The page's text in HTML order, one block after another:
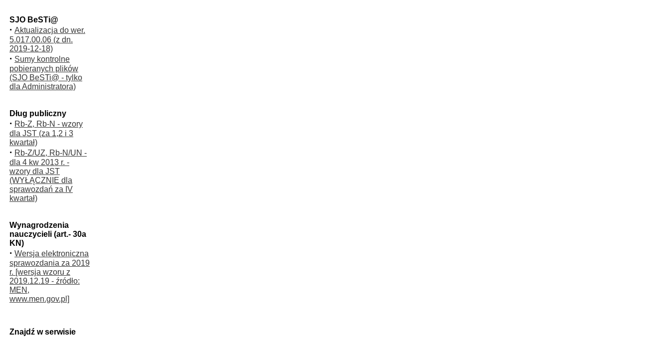
SJO BeSTi@
· Aktualizacja do wer.
5.017.00.06 (z dn.
2019-12-18)
· Sumy kontrolne
pobieranych plików
(SJO BeSTi@ - tylko
dla Administratora)
Dług publiczny
· Rb-Z, Rb-N - wzory
dla JST (za 1,2 i 3
kwartał)
· Rb-Z/UZ, Rb-N/UN -
dla 4 kw 2013 r. -
wzory dla JST
(WYŁĄCZNIE dla
sprawozdań za IV
kwartał)
Wynagrodzenia
nauczycieli (art.- 30a
KN)
· Wersja elektroniczna
sprawozdania za 2019
r. [wersja wzoru z
2019.12.19 - źródło:
MEN,
www.men.gov.pl]
Znajdź w serwisie